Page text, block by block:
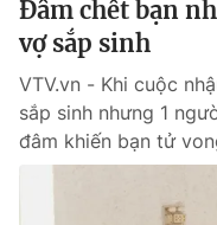
Đâm chết bạn
vợ sắp sinh
VTV.vn - Khi cuộc
sắp sinh nhưng 1
đâm khiến bạn tử